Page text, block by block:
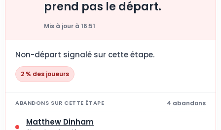
prend pas le départ.
Mis à jour à 16:51
Non-départ signalé sur cette étape.
2 % des joueurs
ABANDONS SUR CETTE ÉTAPE 4 abandons
Matthew Dinham